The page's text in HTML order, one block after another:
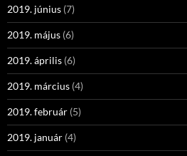
2019. június (7)
2019. május (6)
2019. április (6)
2019. március (4)
2019. február (5)
2019. január (4)